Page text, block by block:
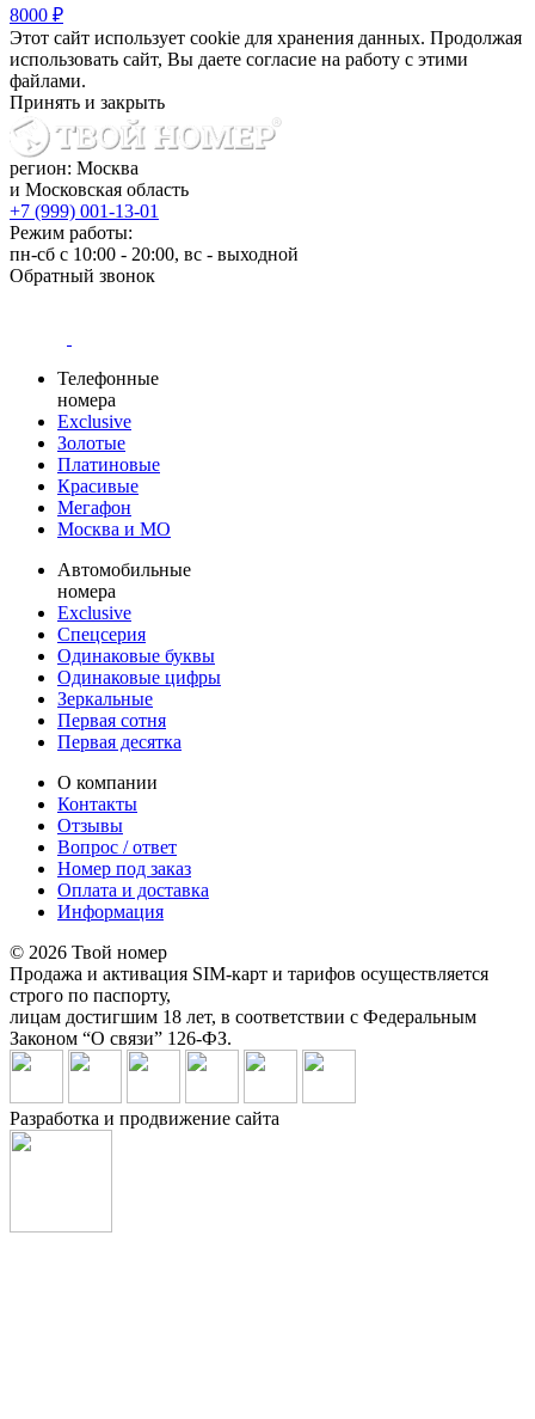
8000 ₽
Этот сайт использует cookie для хранения данных. Продолжая
использовать сайт, Вы даете согласие на работу с этими
файлами.
Принять и закрыть
регион: Москва
и Московская область
+7 (999) 001-13-01
Режим работы:
пн-сб с 10:00 - 20:00, вс - выходной
Обратный звонок
Телефонные
номера
Exclusive
Золотые
Платиновые
Красивые
Мегафон
Москва и МО
Автомобильные
номера
Exclusive
Спецсерия
Одинаковые буквы
Одинаковые цифры
Зеркальные
Первая сотня
Первая десятка
О компании
Контакты
Отзывы
Вопрос / ответ
Номер под заказ
Оплата и доставка
Информация
© 2026 Твой номер
Продажа и активация SIM-карт и тарифов осуществляется
строго по паспорту,
лицам достигшим 18 лет, в соответствии с Федеральным
Законом “О связи” 126-ФЗ.
Разработка и продвижение сайта